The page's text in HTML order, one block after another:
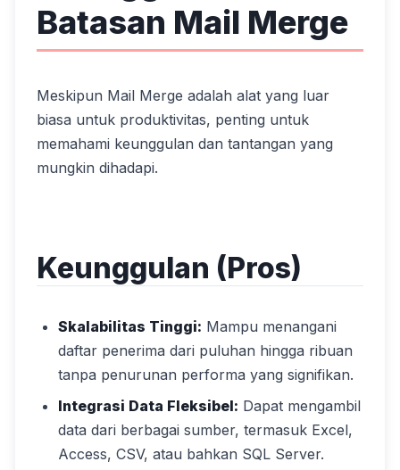
Batasan Mail Merge
Meskipun Mail Merge adalah alat yang luar
biasa untuk produktivitas, penting untuk
memahami keunggulan dan tantangan yang
mungkin dihadapi.
Keunggulan (Pros)
Skalabilitas Tinggi: Mampu menangani
daftar penerima dari puluhan hingga ribuan
tanpa penurunan performa yang signifikan.
Integrasi Data Fleksibel: Dapat mengambil
data dari berbagai sumber, termasuk Excel,
Access, CSV, atau bahkan SQL Server.